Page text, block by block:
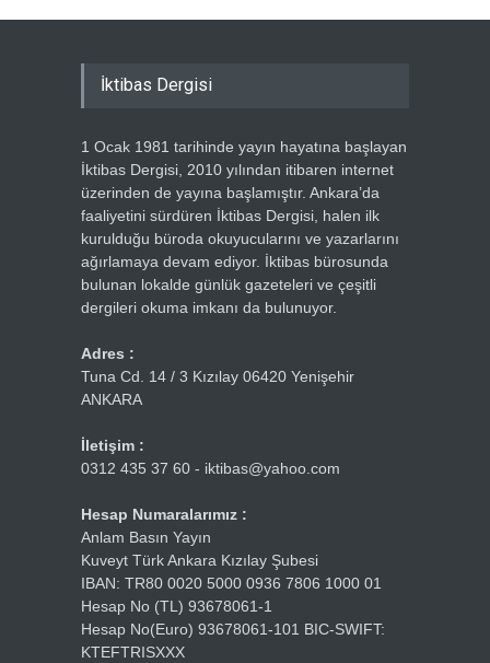
İktibas Dergisi
1 Ocak 1981 tarihinde yayın hayatına başlayan
İktibas Dergisi, 2010 yılından itibaren internet
üzerinden de yayına başlamıştır. Ankara’da
faaliyetini sürdüren İktibas Dergisi, halen ilk
kurulduğu büroda okuyucularını ve yazarlarını
ağırlamaya devam ediyor. İktibas bürosunda
bulunan lokalde günlük gazeteleri ve çeşitli
dergileri okuma imkanı da bulunuyor.
Adres :
Tuna Cd. 14 / 3 Kızılay 06420 Yenişehir
ANKARA
İletişim :
0312 435 37 60 - iktibas@yahoo.com
Hesap Numaralarımız :
Anlam Basın Yayın
Kuveyt Türk Ankara Kızılay Şubesi
IBAN: TR80 0020 5000 0936 7806 1000 01
Hesap No (TL) 93678061-1
Hesap No(Euro) 93678061-101 BIC-SWIFT:
KTEFTRISXXX